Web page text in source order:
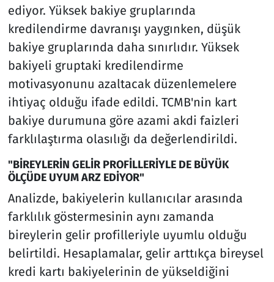
ediyor. Yüksek bakiye gruplarında
kredilendirme davranışı yaygınken, düşük
bakiye gruplarında daha sınırlıdır. Yüksek
bakiyeli gruptaki kredilendirme
motivasyonunu azaltacak düzenlemelere
ihtiyaç olduğu ifade edildi. TCMB'nin kart
bakiye durumuna göre azami akdi faizleri
farklılaştırma olasılığı da değerlendirildi.
"BİREYLERİN GELİR PROFİLLERİYLE DE BÜYÜK
ÖLÇÜDE UYUM ARZ EDİYOR"
Analizde, bakiyelerin kullanıcılar arasında
farklılık göstermesinin aynı zamanda
bireylerin gelir profilleriyle uyumlu olduğu
belirtildi. Hesaplamalar, gelir arttıkça bireysel
kredi kartı bakiyelerinin de yükseldiğini